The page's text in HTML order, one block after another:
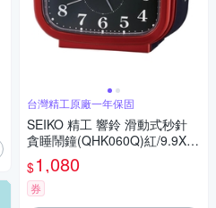
台灣精工原廠一年保固
SEIKO 精工 響鈴 滑動式秒針
貪睡鬧鐘(QHK060Q)紅/9.9X8.
4cm
$1,080
券